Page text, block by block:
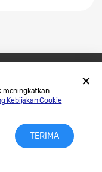
meningkatkan
Kebijakan Cookie
TERIMA